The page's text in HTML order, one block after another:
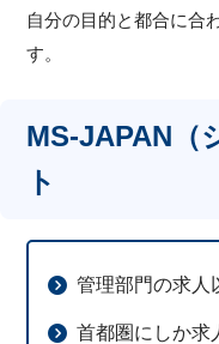
自分の目的と都合に合
す。
MS-JAPAN（
ト
管理部門の求人
首都圏にしか求